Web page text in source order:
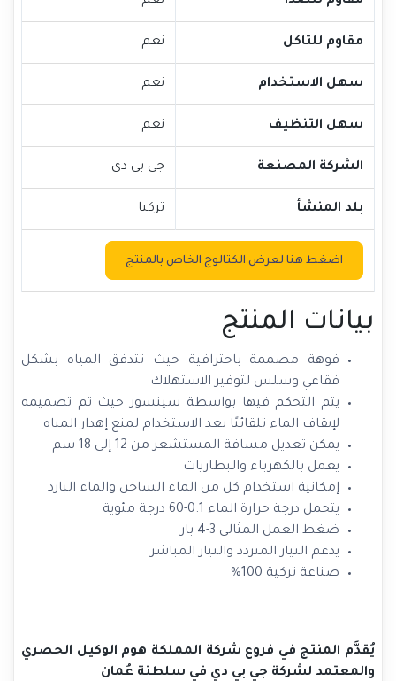
مقاوم للتاكل نعم
سهل الاستخدام نعم
سهل التنظيف نعم
الشركة المصنعة جي بي دي
بلد المنشأ تركيا
اضغط هنا لعرض الكتالوج الخاص بالمنتج
بيانات المنتج
فوهة مصممة باحترافية حيث تتدفق المياه بشكل
فقاعي وسلس لتوفير الاستهلاك
يتم التحكم فيها بواسطة سينسور حيث تم تصميمه
لإيقاف الماء تلقائيًا بعد الاستخدام لمنع إهدار المياه
يمكن تعديل مسافة المستشعر من 12 إلى 18 سم
يعمل بالكهرباء والبطاريات
إمكانية استخدام كل من الماء الساخن والماء البارد
يتحمل درجة حرارة الماء 0.1-60 درجة مئوية
ضغط العمل المثالي 3-4 بار
يدعم التيار المتردد والتيار المباشر
صناعة تركية 100%
يُقدَّم المنتج في فروع شركة المملكة هوم الوكيل الحصري
والمعتمد لشركة جي بي دي في سلطنة عُمان